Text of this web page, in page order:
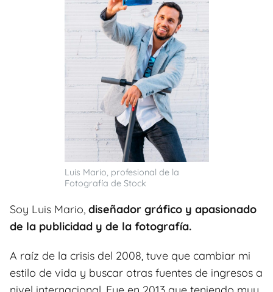
Luis Mario, profesional de la
Fotografía de Stock
Soy Luis Mario, diseñador gráfico y apasionado
de la publicidad y de la fotografía.
A raíz de la crisis del 2008, tuve que cambiar mi
estilo de vida y buscar otras fuentes de ingresos a